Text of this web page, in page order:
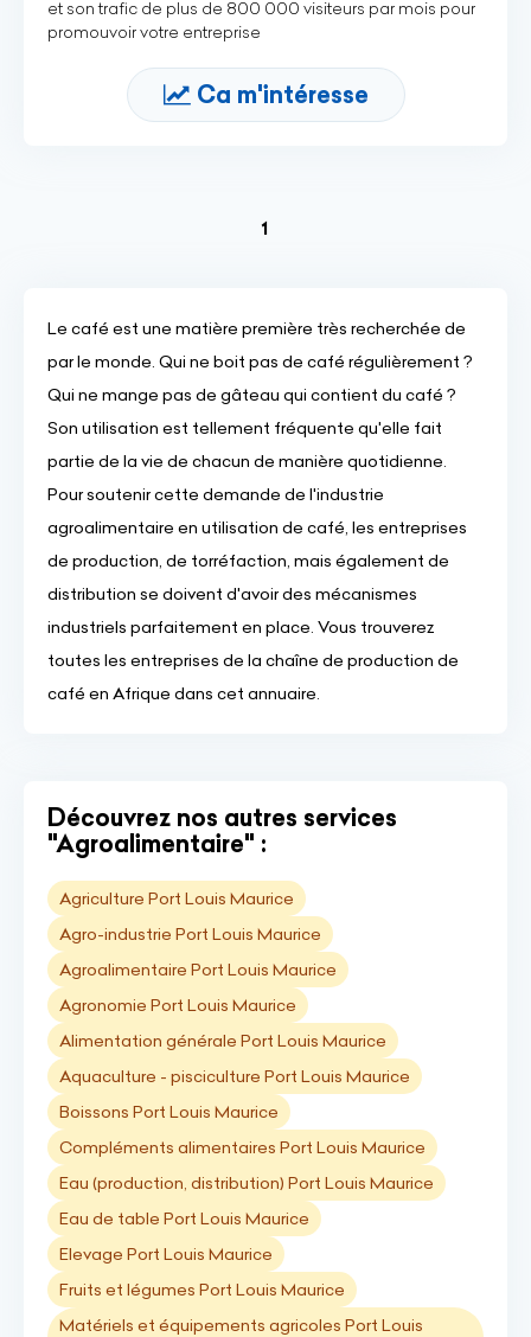
et son trafic de plus de 800 000 visiteurs par mois pour
promouvoir votre entreprise
Ca m'intéresse
1
Le café est une matière première très recherchée de
par le monde. Qui ne boit pas de café régulièrement ?
Qui ne mange pas de gâteau qui contient du café ?
Son utilisation est tellement fréquente qu'elle fait
partie de la vie de chacun de manière quotidienne.
Pour soutenir cette demande de l'industrie
agroalimentaire en utilisation de café, les entreprises
de production, de torréfaction, mais également de
distribution se doivent d'avoir des mécanismes
industriels parfaitement en place. Vous trouverez
toutes les entreprises de la chaîne de production de
café en Afrique dans cet annuaire.
Découvrez nos autres services
"Agroalimentaire" :
Agriculture Port Louis Maurice
Agro-industrie Port Louis Maurice
Agroalimentaire Port Louis Maurice
Agronomie Port Louis Maurice
Alimentation générale Port Louis Maurice
Aquaculture - pisciculture Port Louis Maurice
Boissons Port Louis Maurice
Compléments alimentaires Port Louis Maurice
Eau (production, distribution) Port Louis Maurice
Eau de table Port Louis Maurice
Elevage Port Louis Maurice
Fruits et légumes Port Louis Maurice
Matériels et équipements agricoles Port Louis